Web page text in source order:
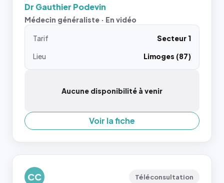
Dr Gauthier Podevin
Médecin généraliste · En vidéo
Tarif
Secteur 1
Lieu
Limoges (87)
Aucune disponibilité à venir
Voir la fiche
CC Téléconsultation